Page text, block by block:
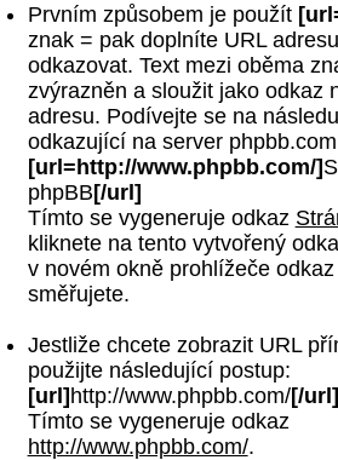
Prvním způsobem je použít
znak = pak doplníte URL
odkazovat. Text mezi oběma
zvýrazněn a sloužit jako odkaz
adresu. Podívejte se na
odkazující na server
[url=http://www.phpbb.com/]
phpBB[/url]
Tímto se vygeneruje odkaz
kliknete na tento vytvořený
v novém okně prohlížeče
směřujete.
Jestliže chcete zobrazit URL
použijte následující postup:
[url]http://www.phpbb.com/[/url]
Tímto se vygeneruje odkaz
http://www.phpbb.com/.